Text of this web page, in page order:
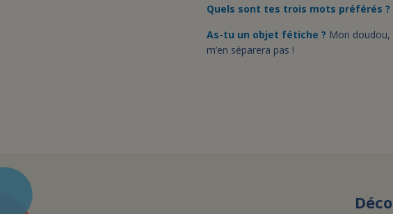
Quels sont tes trois mots préférés ?
As-tu un objet fétiche ? Mon
m’en séparera pas !